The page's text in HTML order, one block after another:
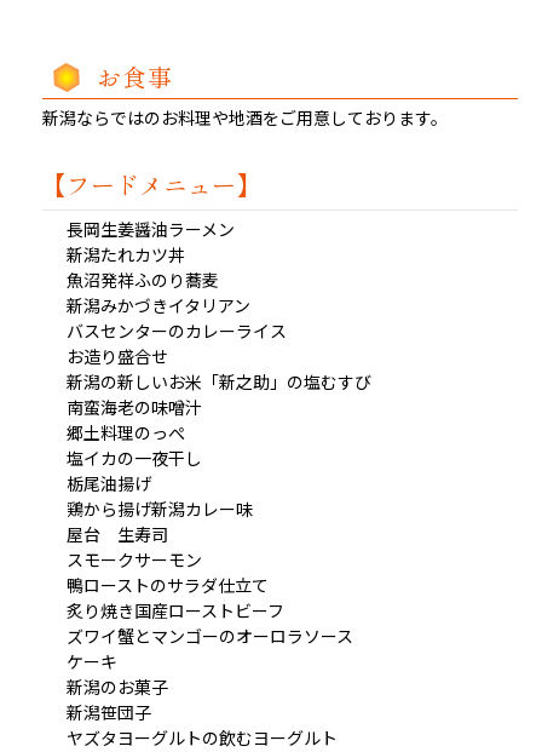
お食事
新潟ならではのお料理や地酒をご用意しております。
【フードメニュー】
長岡生姜醤油ラーメン
新潟たれカツ丼
魚沼発祥ふのり蕎麦
新潟みかづきイタリアン
バスセンターのカレーライス
お造り盛合せ
新潟の新しいお米「新之助」の塩むすび
南蛮海老の味噌汁
郷土料理のっぺ
塩イカの一夜干し
栃尾油揚げ
鶏から揚げ新潟カレー味
屋台 生寿司
スモークサーモン
鴨ローストのサラダ仕立て
炙り焼き国産ローストビーフ
ズワイ蟹とマンゴーのオーロラソース
ケーキ
新潟のお菓子
新潟笹団子
ヤズタヨーグルトの飲むヨーグルト